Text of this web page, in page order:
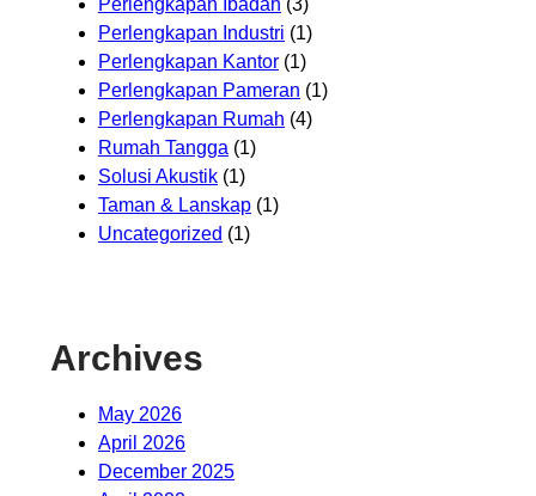
Perlengkapan Industri (1)
Perlengkapan Kantor (1)
Perlengkapan Pameran (1)
Perlengkapan Rumah (4)
Rumah Tangga (1)
Solusi Akustik (1)
Taman & Lanskap (1)
Uncategorized (1)
Archives
May 2026
April 2026
December 2025